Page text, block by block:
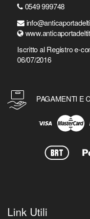
0549 999748
Iscritto al Registro e-
06/07/2016
PAGAMENTI E
Link Utili